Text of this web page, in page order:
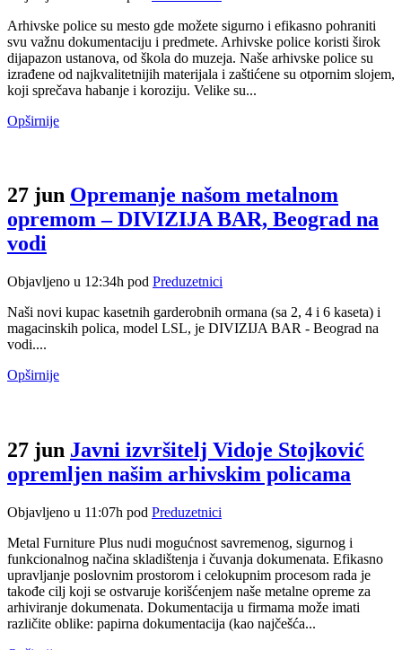
Arhivske police su mesto gde možete sigurno i efikasno pohraniti
svu važnu dokumentaciju i predmete. Arhivske police koristi širok
dijapazon ustanova, od škola do muzeja. Naše arhivske police su
izrađene od najkvalitetnijih materijala i zaštićene su otpornim slojem,
koji sprečava habanje i koroziju. Velike su...
Opširnije
27 jun Opremanje našom metalnom
opremom – DIVIZIJA BAR, Beograd na
vodi
Objavljeno u 12:34h pod Preduzetnici
Naši novi kupac kasetnih garderobnih ormana (sa 2, 4 i 6 kaseta) i
magacinskih polica, model LSL, je DIVIZIJA BAR - Beograd na
vodi....
Opširnije
27 jun Javni izvršitelj Vidoje Stojković
opremljen našim arhivskim policama
Objavljeno u 11:07h pod Preduzetnici
Metal Furniture Plus nudi mogućnost savremenog, sigurnog i
funkcionalnog načina skladištenja i čuvanja dokumenata. Efikasno
upravljanje poslovnim prostorom i celokupnim procesom rada je
takođe cilj koji se ostvaruje korišćenjem naše metalne opreme za
arhiviranje dokumenata. Dokumentacija u firmama može imati
različite oblike: papirna dokumentacija (kao najčešća...